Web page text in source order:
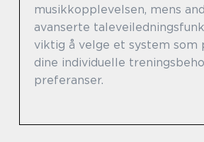
musikkopplevelsen, mens
avanserte
viktig å velge et system som
dine individuelle
preferanser.